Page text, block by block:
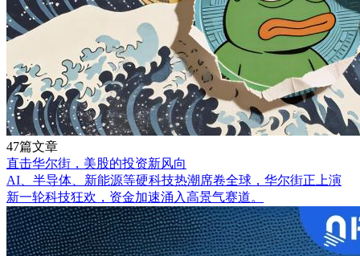
47篇文章
直击华尔街，美股的投资新风向
AI、半导体、新能源等硬科技热潮席卷全球，华尔街正上演
新一轮科技狂欢，资金加速涌入高景气赛道。